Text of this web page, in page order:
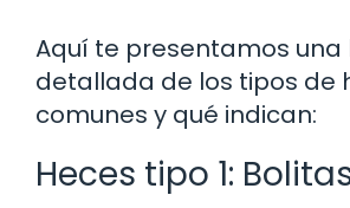
Aquí te presentamos una
detallada de los tipos de
comunes y qué indican:
Heces tipo 1: